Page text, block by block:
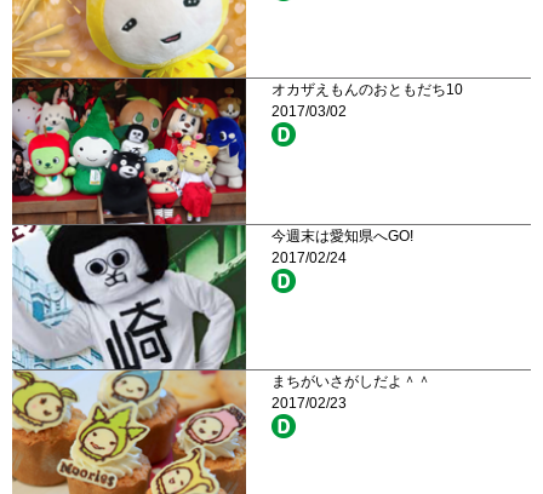
オカザえもんのおともだち10
2017/03/02
今週末は愛知県へGO!
2017/02/24
まちがいさがしだよ＾＾
2017/02/23